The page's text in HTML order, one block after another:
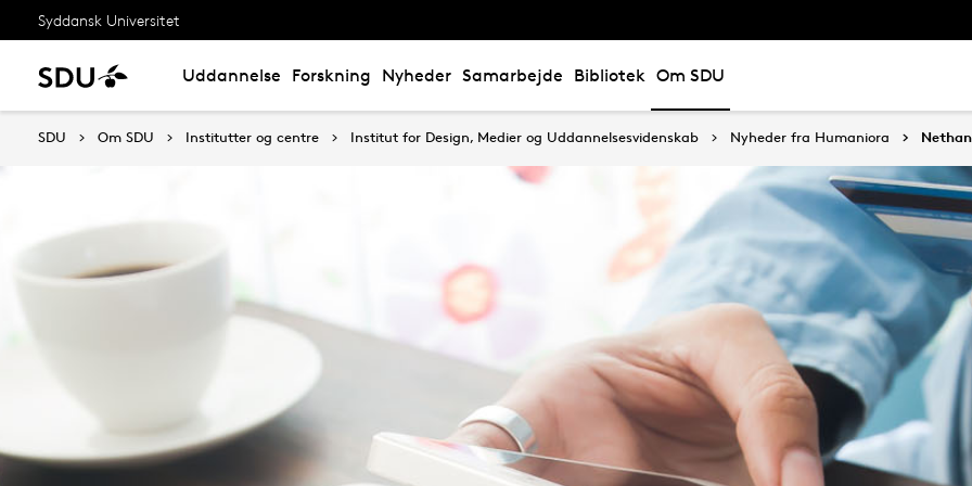
Syddansk Universitet
Uddannelse Forskning Nyheder Samarbejde Bibliotek Om SDU
SDU Om SDU Institutter og centre Institut for Design, Medier og Uddannelsesvidenskab Nyheder fra Humaniora